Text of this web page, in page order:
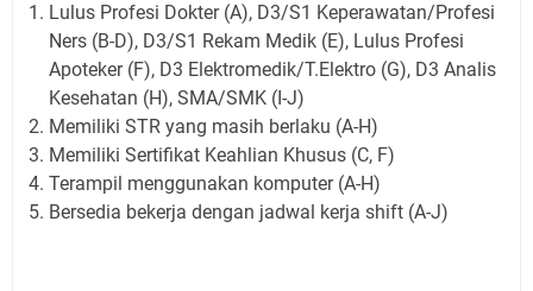
Lulus Profesi Dokter (A), D3/S1 Keperawatan/Profesi
Ners (B-D), D3/S1 Rekam Medik (E), Lulus Profesi
Apoteker (F), D3 Elektromedik/T.Elektro (G), D3 Analis
Kesehatan (H), SMA/SMK (I-J)
Memiliki STR yang masih berlaku (A-H)
Memiliki Sertifikat Keahlian Khusus (C, F)
Terampil menggunakan komputer (A-H)
Bersedia bekerja dengan jadwal kerja shift (A-J)